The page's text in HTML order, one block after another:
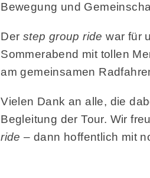
Bewegung und
Der step group ride war für
Sommerabend mit tollen
am gemeinsamen
Vielen Dank an alle, die
Begleitung der Tour. Wir
ride – dann hoffentlich mit